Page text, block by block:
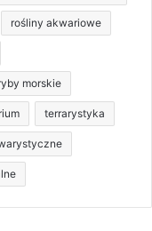
rośliny akwariowe
morskie
terrarystyka